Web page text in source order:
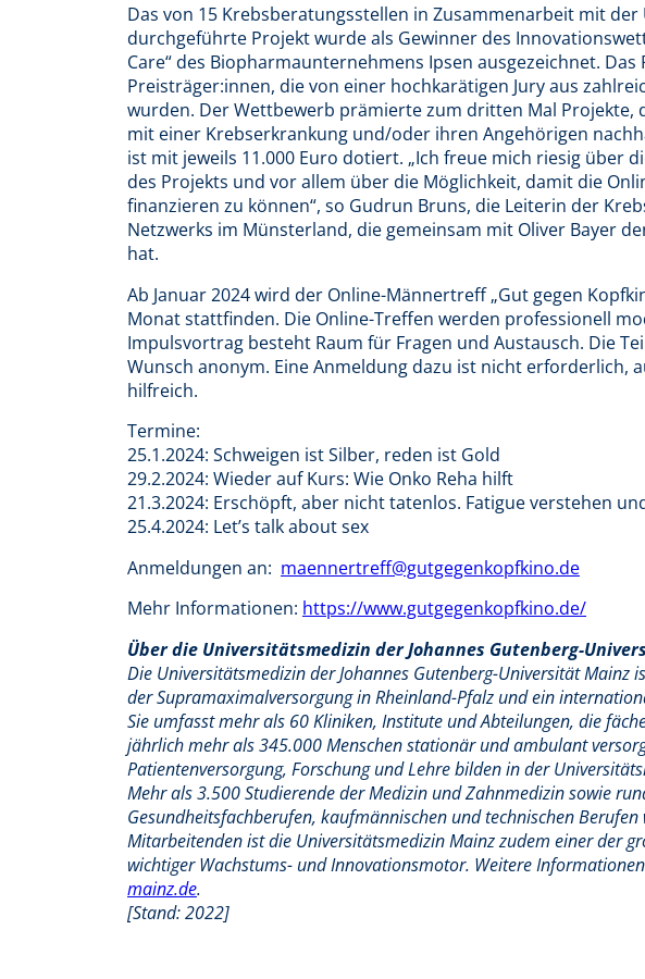
Das von 15 Krebsberatungsstellen in Zusammenarbeit mit
durchgeführte Projekt wurde als Gewinner des
Care“ des Biopharmaunternehmens Ipsen ausgezeichnet.
Preisträger:innen, die von einer hochkarätigen Jury aus
wurden. Der Wettbewerb prämierte zum dritten Mal Projekte,
mit einer Krebserkrankung und/oder ihren Angehörigen
ist mit jeweils 11.000 Euro dotiert. „Ich freue mich riesig über
des Projekts und vor allem über die Möglichkeit, damit die
finanzieren zu können“, so Gudrun Bruns, die Leiterin der
Netzwerks im Münsterland, die gemeinsam mit Oliver Bayer
hat.
Ab Januar 2024 wird der Online-Männertreff „Gut gegen
Monat stattfinden. Die Online-Treffen werden professionell
Impulsvortrag besteht Raum für Fragen und Austausch. Die
Wunsch anonym. Eine Anmeldung dazu ist nicht erforderlich,
hilfreich.
Termine:
25.1.2024: Schweigen ist Silber, reden ist Gold
29.2.2024: Wieder auf Kurs: Wie Onko Reha hilft
21.3.2024: Erschöpft, aber nicht tatenlos. Fatigue verstehen
25.4.2024: Let’s talk about sex
Anmeldungen an: maennertreff@gutgegenkopfkino.de
Mehr Informationen: https://www.gutgegenkopfkino.de/
Über die Universitätsmedizin der Johannes Gutenberg-
Die Universitätsmedizin der Johannes Gutenberg-Universität Mainz
der Supramaximalversorgung in Rheinland-Pfalz und ein
Sie umfasst mehr als 60 Kliniken, Institute und Abteilungen, die
jährlich mehr als 345.000 Menschen stationär und ambulant
Patientenversorgung, Forschung und Lehre bilden in der
Mehr als 3.500 Studierende der Medizin und Zahnmedizin sowie
Gesundheitsfachberufen, kaufmännischen und technischen
Mitarbeitenden ist die Universitätsmedizin Mainz zudem einer der
wichtiger Wachstums- und Innovationsmotor. Weitere
mainz.de.
[Stand: 2022]